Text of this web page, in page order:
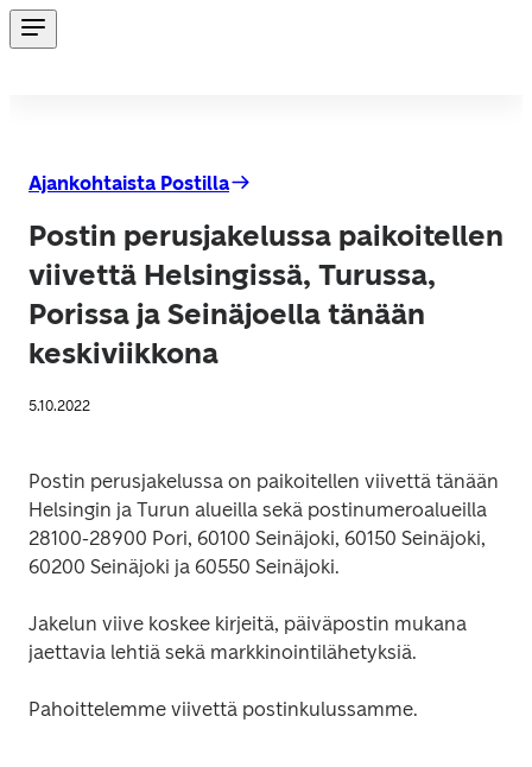
Ajankohtaista Postilla
Postin perusjakelussa paikoitellen
viivettä Helsingissä, Turussa,
Porissa ja Seinäjoella tänään
keskiviikkona
5.10.2022
Postin perusjakelussa on paikoitellen viivettä tänään
Helsingin ja Turun alueilla sekä postinumeroalueilla
28100-28900 Pori, 60100 Seinäjoki, 60150 Seinäjoki,
60200 Seinäjoki ja 60550 Seinäjoki.
Jakelun viive koskee kirjeitä, päiväpostin mukana
jaettavia lehtiä sekä markkinointilähetyksiä.
Pahoittelemme viivettä postinkulussamme.